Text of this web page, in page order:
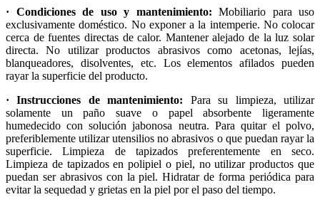
· Condiciones de uso y mantenimiento: Mobiliario para uso
exclusivamente doméstico. No exponer a la intemperie. No colocar
cerca de fuentes directas de calor. Mantener alejado de la luz solar
directa. No utilizar productos abrasivos como acetonas, lejías,
blanqueadores, disolventes, etc. Los elementos afilados pueden
rayar la superficie del producto.
· Instrucciones de mantenimiento: Para su limpieza, utilizar
solamente un paño suave o papel absorbente ligeramente
humedecido con solución jabonosa neutra. Para quitar el polvo,
preferiblemente utilizar utensilios no abrasivos o que puedan rayar la
superficie. Limpieza de tapizados preferentemente en seco.
Limpieza de tapizados en polipiel o piel, no utilizar productos que
puedan ser abrasivos con la piel. Hidratar de forma periódica para
evitar la sequedad y grietas en la piel por el paso del tiempo.